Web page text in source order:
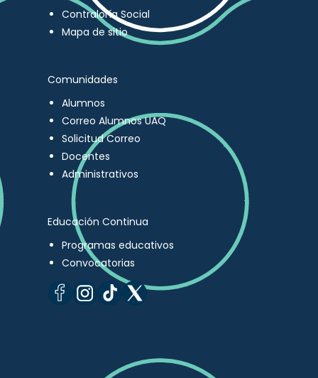
Contraloría Social
Mapa de sitio
Comunidades
Alumnos
Correo Alumnos UAQ
Solicitud Correo
Docentes
Administrativos
Educación Continua
Programas educativos
Convocatorias